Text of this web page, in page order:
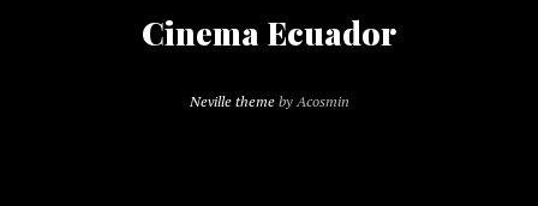
Cinema Ecuador
Neville themeby Acosmin